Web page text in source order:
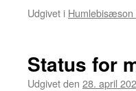
Udgivet i Humlebisæson
Status for
Udgivet den 28. april